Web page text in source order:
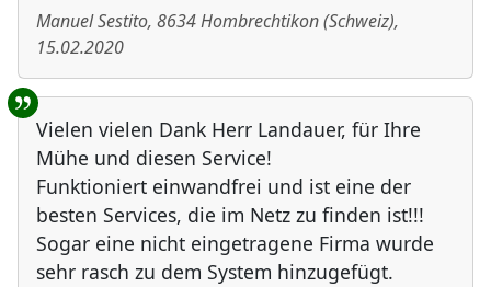
Manuel Sestito, 8634Hombrechtikon(Schweiz),
15.02.2020
Vielen vielen Dank Herr Landauer, für Ihre
Mühe und diesen Service!
Funktioniert einwandfrei und ist eine der
besten Services, die im Netz zu finden ist!!!
Sogar eine nicht eingetragene Firma wurde
sehr rasch zu dem System hinzugefügt.